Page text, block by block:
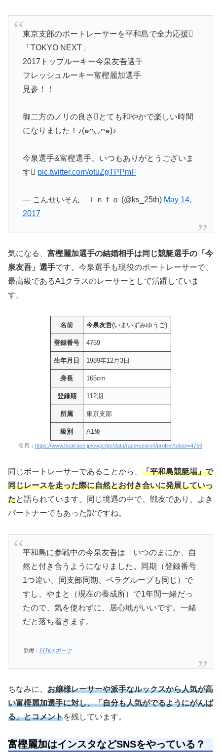
東京支部のボートレーサーを平和島で全力応援
「TOKYO NEXT」
2017トップルーキー今泉友吾選手
フレッシュルーキー富樫麗加選手
見参！！
御二方のノリの良さとても和やかで楽しい時間
になりました！♪(๑ᴖ◡ᴖ๑)♪
今泉選手&富樫選手、いつもありがとうございま
す pic.twitter.com/otuZgTPPmF
— こんせいそん Ｉｎｆｏ (@ks_25th) May 14,
2017
気になる、 富樫麗加選手の結婚相手は同じ競艇選手の「今
泉友吾」選手です。今泉選手も現役のボートレーサーで、
最高級であるA1クラスのレーサーとして活躍していま
す。
名前 今泉友吾(いまいずみゆうご)
登録番号 4759
生年月日 1989年12月3日
身長 165cm
登録期 112期
所属 東京支部
級別 A1級
引用： https://www.boatrace.jp/owpc/pc/data/racersearch/profile?toban=4759
同じボートレーサーであることから、 「平和島競艇場」で
同じレースを走った際に自然とお付き合いに発展していっ
たと語られています。同じ境遇の中で、戦友であり、よき
パートナーでもあった訳ですね。
平和島に参戦中の今泉友吾は「いつのまにか、自
然と付き合うようになりました。同期（登録番号
1つ違い。同支部同期、ペラグループも同じ）で
すし、やまと（現在の養成所）で1年間一緒だっ
たので、気を使わずに、居心地がいいです。一緒
だと落ち着きます。
引用： 日刊スポーツ
ちなみに、 お嬢様レーサーや派手なルックスから人気が高
い富樫麗加選手に対し、「自分も人気がでるようにがんば
る」とコメントを残しています。
富樫麗加はインスタなどSNSをやっている？